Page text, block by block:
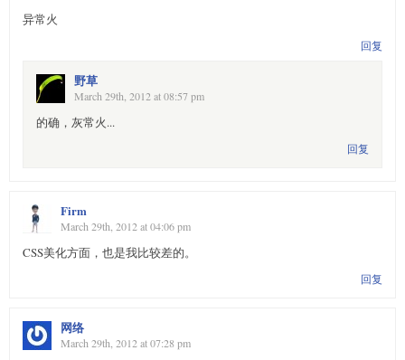
异常火
回复
野草
March 29th, 2012 at 08:57 pm
的确，灰常火...
回复
Firm
March 29th, 2012 at 04:06 pm
CSS美化方面，也是我比较差的。
回复
网络
March 29th, 2012 at 07:28 pm